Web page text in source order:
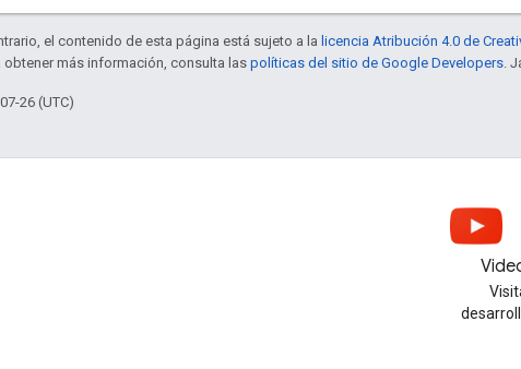
el contenido de esta página está sujeto a la licencia Atribución 4.0 de
obtener más información, consulta las políticas del sitio de Google Developers .
26 (UTC)